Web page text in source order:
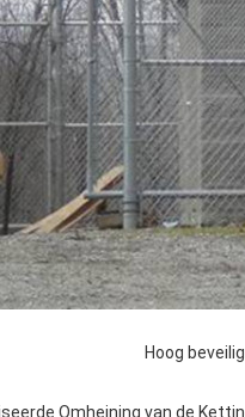
Hoog
Omheining van de